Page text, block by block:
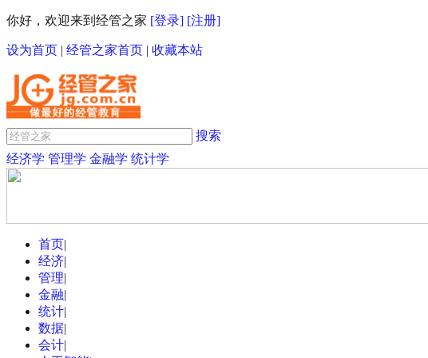
你好，欢迎来到经管之家 [登录] [注册]
设为首页 | 经管之家首页 | 收藏本站
搜索
经济学 管理学 金融学 统计学
首页|
经济|
管理|
金融|
统计|
数据|
会计|